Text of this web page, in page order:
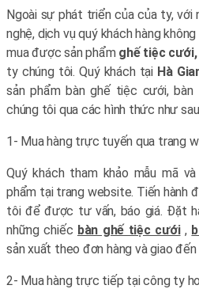
Ngoài sự phát triển của của ty, với
nghệ, dịch vụ quý khách hàng
mua được sản phẩm ghế tiệc cưới,
ty chúng tôi. Quý khách tại Hà
sản phẩm bàn ghế tiệc cưới,
chúng tôi qua các hình thức như
1- Mua hàng trực tuyến qua trang
Quý khách tham khảo mẫu mã
phẩm tại trang website. Tiến hành
tôi để được tư vấn, báo giá. Đặt
những chiếc bàn ghế tiệc cưới,
sản xuất theo đơn hàng và giao
2- Mua hàng trực tiếp tại công ty